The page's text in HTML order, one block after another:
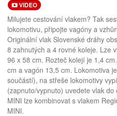
VIDEO
Milujete cestování vlakem? Tak
lokomotivu, připojte vagóny a
Originální vlak Slovenské dráhy
8 zahnutých a 4 rovné koleje. Lze
96 x 58 cm. Rozteč kolejí je 1,4
cm a vagón 13,5 cm. Lokomotiva
součástí), na střeše lokomotivy
(zapnuto/vypnuto) uvedete vlak
MINI lze kombinovat s vlakem
MINI.